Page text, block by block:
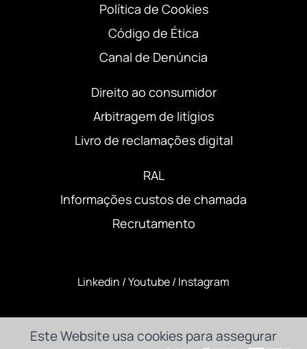
Política de Cookies
Código de Ética
Canal de Denúncia
Direito ao consumidor
Arbitragem de litígios
Livro de reclamações digital
RAL
Informações custos de chamada
Recrutamento
Linkedin /Youtube/ Instagram
Este Website usa cookies para assegurar